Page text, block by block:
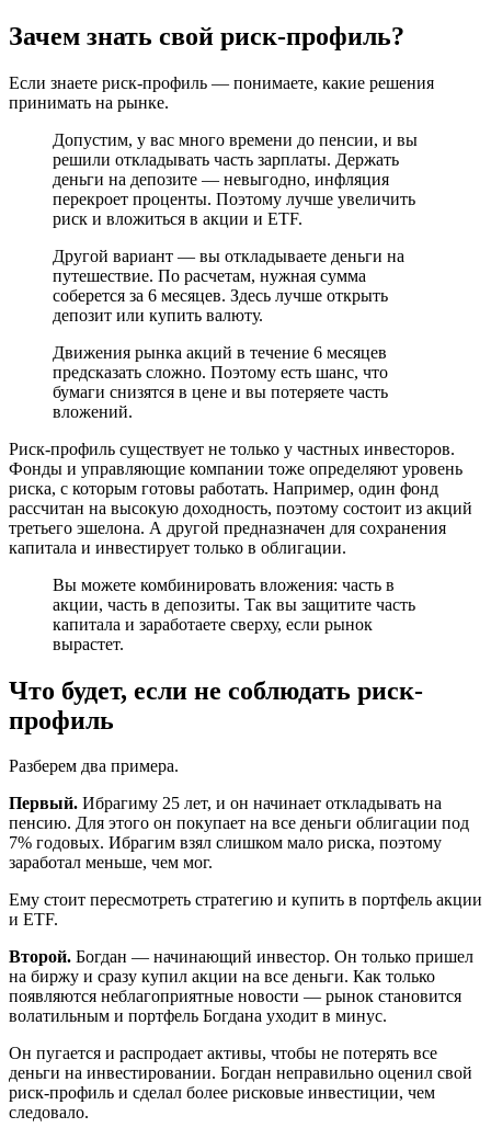
Зачем знать свой риск-профиль?
Если знаете риск-профиль — понимаете, какие решения
принимать на рынке.
Допустим, у вас много времени до пенсии, и вы
решили откладывать часть зарплаты. Держать
деньги на депозите — невыгодно, инфляция
перекроет проценты. Поэтому лучше увеличить
риск и вложиться в акции и ETF.
Другой вариант — вы откладываете деньги на
путешествие. По расчетам, нужная сумма
соберется за 6 месяцев. Здесь лучше открыть
депозит или купить валюту.
Движения рынка акций в течение 6 месяцев
предсказать сложно. Поэтому есть шанс, что
бумаги снизятся в цене и вы потеряете часть
вложений.
Риск-профиль существует не только у частных инвесторов.
Фонды и управляющие компании тоже определяют уровень
риска, с которым готовы работать. Например, один фонд
рассчитан на высокую доходность, поэтому состоит из акций
третьего эшелона. А другой предназначен для сохранения
капитала и инвестирует только в облигации.
Вы можете комбинировать вложения: часть в
акции, часть в депозиты. Так вы защитите часть
капитала и заработаете сверху, если рынок
вырастет.
Что будет, если не соблюдать риск-
профиль
Разберем два примера.
Первый. Ибрагиму 25 лет, и он начинает откладывать на
пенсию. Для этого он покупает на все деньги облигации под
7% годовых. Ибрагим взял слишком мало риска, поэтому
заработал меньше, чем мог.
Ему стоит пересмотреть стратегию и купить в портфель акции
и ETF.
Второй. Богдан — начинающий инвестор. Он только пришел
на биржу и сразу купил акции на все деньги. Как только
появляются неблагоприятные новости — рынок становится
волатильным и портфель Богдана уходит в минус.
Он пугается и распродает активы, чтобы не потерять все
деньги на инвестировании. Богдан неправильно оценил свой
риск-профиль и сделал более рисковые инвестиции, чем
следовало.